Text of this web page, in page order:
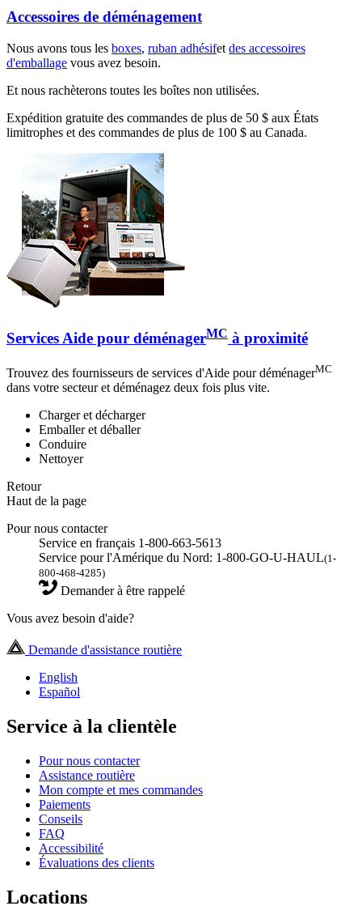
Accessoires de déménagement
Nous avons tous les boxes, ruban adhésifet des accessoires
d'emballage vous avez besoin.
Et nous rachèterons toutes les boîtes non utilisées.
Expédition gratuite des commandes de plus de 50 $ aux États
limitrophes et des commandes de plus de 100 $ au Canada.
Services Aide pour déménagerMC à proximité
Trouvez des fournisseurs de services d'Aide pour déménagerMC
dans votre secteur et déménagez deux fois plus vite.
Charger et décharger
Emballer et déballer
Conduire
Nettoyer
Retour
Haut de la page
Pour nous contacter
Service en français 1-800-663-5613
Service pour l'Amérique du Nord: 1-800-GO-U-HAUL(1-
800-468-4285)
Demander à être rappelé
Vous avez besoin d'aide?
Demande d'assistance routière
English
Español
Service à la clientèle
Pour nous contacter
Assistance routière
Mon compte et mes commandes
Paiements
Conseils
FAQ
Accessibilité
Évaluations des clients
Locations